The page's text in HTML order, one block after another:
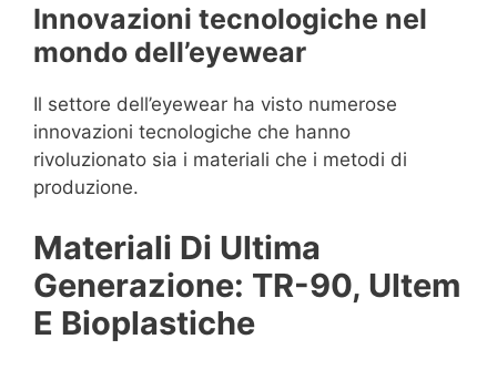
Innovazioni tecnologiche nel
mondo dell’eyewear
Il settore dell’eyewear ha visto numerose
innovazioni tecnologiche che hanno
rivoluzionato sia i materiali che i metodi di
produzione.
Materiali Di Ultima
Generazione: TR-90, Ultem
E Bioplastiche